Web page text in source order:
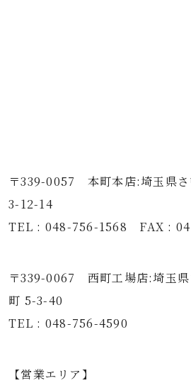
〒339-0057 本町本店:埼玉県さ
3-12-14
TEL : 048-756-1568 FAX :
〒339-0067 西町工場店:埼玉県
町 5-3-40
TEL : 048-756-4590
【営業エリア】